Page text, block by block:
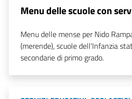
Menu delle scuole con
Menu delle mense per Nido
(merende), scuole dell'Infanzia
secondarie di primo grado.